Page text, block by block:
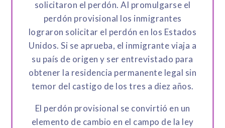
solicitaron el perdón. Al promulgarse el
perdón provisional los inmigrantes
lograron solicitar el perdón en los Estados
Unidos. Si se aprueba, el inmigrante viaja a
su país de origen y ser entrevistado para
obtener la residencia permanente legal sin
temor del castigo de los tres a diez años.
El perdón provisional se convirtió en un
elemento de cambio en el campo de la ley